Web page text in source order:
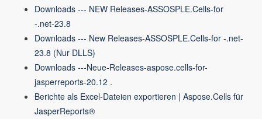
Downloads --- NEW Releases-ASSOSPLE.Cells-for
-.net-23.8
Downloads --- New Releases-ASSOSPLE.Cells-for -.net-
23.8 (Nur DLLS)
Downloads ---Neue-Releases-aspose.cells-for-
jasperreports-20.12 .
Berichte als Excel-Dateien exportieren | Aspose.Cells für
JasperReports®